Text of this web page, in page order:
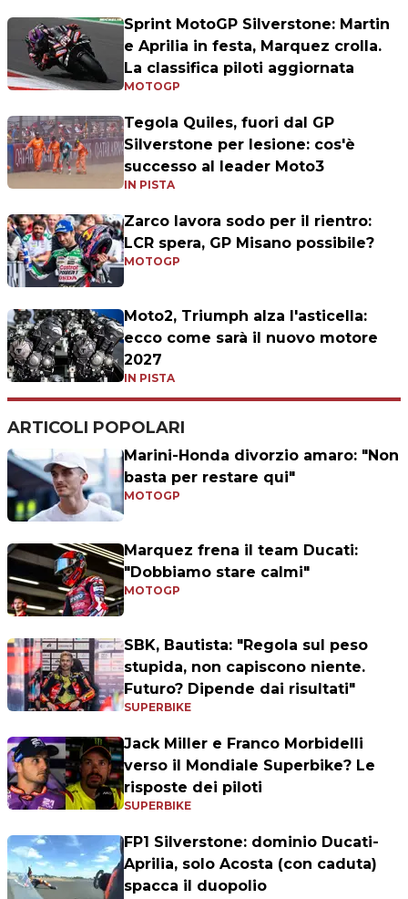
Sprint MotoGP Silverstone: Martin
e Aprilia in festa, Marquez crolla.
La classifica piloti aggiornata
MOTOGP
Tegola Quiles, fuori dal GP
Silverstone per lesione: cos'è
successo al leader Moto3
IN PISTA
Zarco lavora sodo per il rientro:
LCR spera, GP Misano possibile?
MOTOGP
Moto2, Triumph alza l'asticella:
ecco come sarà il nuovo motore
2027
IN PISTA
ARTICOLI POPOLARI
Marini-Honda divorzio amaro: "Non
basta per restare qui"
MOTOGP
Marquez frena il team Ducati:
"Dobbiamo stare calmi"
MOTOGP
SBK, Bautista: "Regola sul peso
stupida, non capiscono niente.
Futuro? Dipende dai risultati"
SUPERBIKE
Jack Miller e Franco Morbidelli
verso il Mondiale Superbike? Le
risposte dei piloti
SUPERBIKE
FP1 Silverstone: dominio Ducati-
Aprilia, solo Acosta (con caduta)
spacca il duopolio